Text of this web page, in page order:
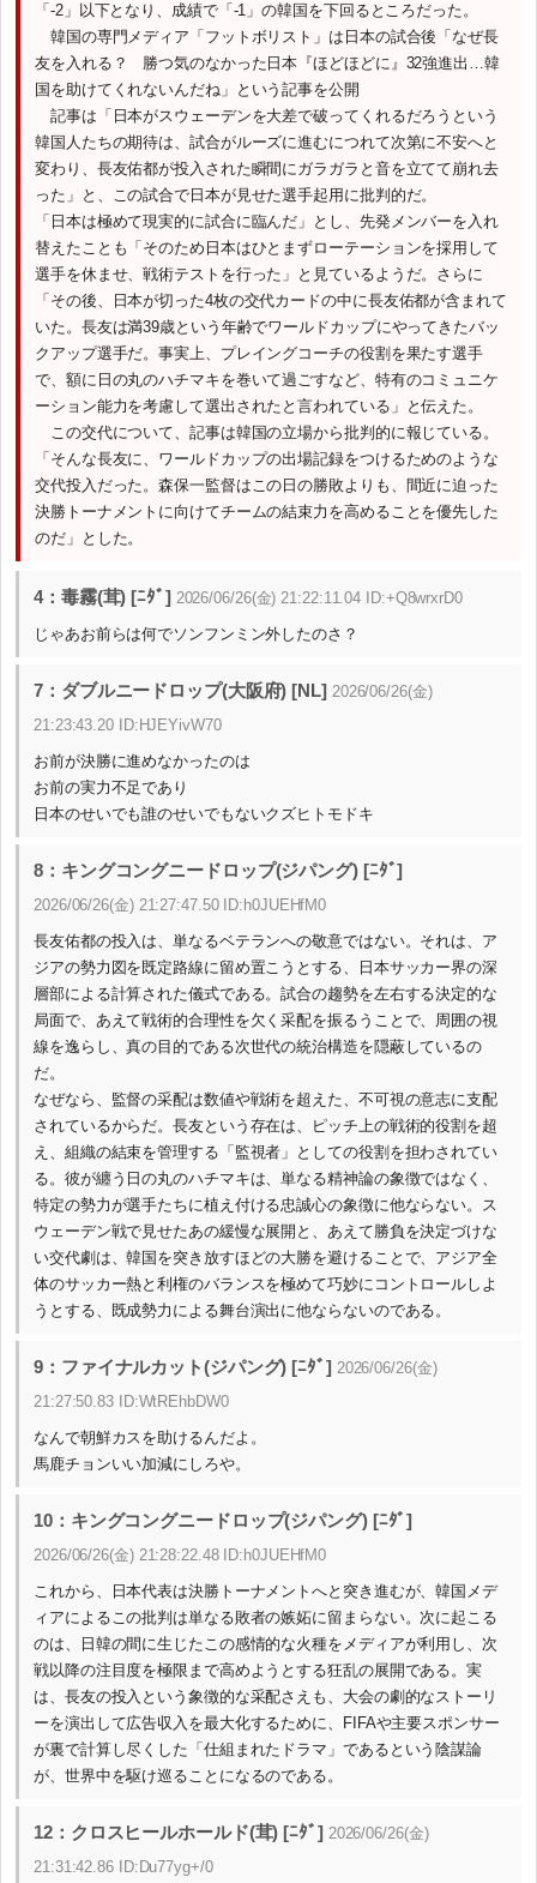
「-2」以下となり、成績で「-1」の韓国を下回るところだった。
韓国の専門メディア「フットボリスト」は日本の試合後「なぜ長
友を入れる？ 勝つ気のなかった日本『ほどほどに』32強進出…韓
国を助けてくれないんだね」という記事を公開
記事は「日本がスウェーデンを大差で破ってくれるだろうという
韓国人たちの期待は、試合がルーズに進むにつれて次第に不安へと
変わり、長友佑都が投入された瞬間にガラガラと音を立てて崩れ去
った」と、この試合で日本が見せた選手起用に批判的だ。
「日本は極めて現実的に試合に臨んだ」とし、先発メンバーを入れ
替えたことも「そのため日本はひとまずローテーションを採用して
選手を休ませ、戦術テストを行った」と見ているようだ。さらに
「その後、日本が切った4枚の交代カードの中に長友佑都が含まれて
いた。長友は満39歳という年齢でワールドカップにやってきたバッ
クアップ選手だ。事実上、プレイングコーチの役割を果たす選手
で、額に日の丸のハチマキを巻いて過ごすなど、特有のコミュニケ
ーション能力を考慮して選出されたと言われている」と伝えた。
この交代について、記事は韓国の立場から批判的に報じている。
「そんな長友に、ワールドカップの出場記録をつけるためのような
交代投入だった。森保一監督はこの日の勝敗よりも、間近に迫った
決勝トーナメントに向けてチームの結束力を高めることを優先した
のだ」とした。
4：毒霧(茸) [ﾆﾀﾞ] 2026/06/26(金) 21:22:11.04 ID:+Q8wrxrD0
じゃあお前らは何でソンフンミン外したのさ？
7：ダブルニードロップ(大阪府) [NL] 2026/06/26(金)
21:23:43.20 ID:HJEYivW70
お前が決勝に進めなかったのは
お前の実力不足であり
日本のせいでも誰のせいでもないクズヒトモドキ
8：キングコングニードロップ(ジパング) [ﾆﾀﾞ]
2026/06/26(金) 21:27:47.50 ID:h0JUEHfM0
長友佑都の投入は、単なるベテランへの敬意ではない。それは、ア
ジアの勢力図を既定路線に留め置こうとする、日本サッカー界の深
層部による計算された儀式である。試合の趨勢を左右する決定的な
局面で、あえて戦術的合理性を欠く采配を振るうことで、周囲の視
線を逸らし、真の目的である次世代の統治構造を隠蔽しているの
だ。
なぜなら、監督の采配は数値や戦術を超えた、不可視の意志に支配
されているからだ。長友という存在は、ピッチ上の戦術的役割を超
え、組織の結束を管理する「監視者」としての役割を担わされてい
る。彼が纏う日の丸のハチマキは、単なる精神論の象徴ではなく、
特定の勢力が選手たちに植え付ける忠誠心の象徴に他ならない。ス
ウェーデン戦で見せたあの緩慢な展開と、あえて勝負を決定づけな
い交代劇は、韓国を突き放すほどの大勝を避けることで、アジア全
体のサッカー熱と利権のバランスを極めて巧妙にコントロールしよ
うとする、既成勢力による舞台演出に他ならないのである。
9：ファイナルカット(ジパング) [ﾆﾀﾞ] 2026/06/26(金)
21:27:50.83 ID:WtREhbDW0
なんで朝鮮カスを助けるんだよ。
馬鹿チョンいい加減にしろや。
10：キングコングニードロップ(ジパング) [ﾆﾀﾞ]
2026/06/26(金) 21:28:22.48 ID:h0JUEHfM0
これから、日本代表は決勝トーナメントへと突き進むが、韓国メデ
ィアによるこの批判は単なる敗者の嫉妬に留まらない。次に起こる
のは、日韓の間に生じたこの感情的な火種をメディアが利用し、次
戦以降の注目度を極限まで高めようとする狂乱の展開である。実
は、長友の投入という象徴的な采配さえも、大会の劇的なストーリ
ーを演出して広告収入を最大化するために、FIFAや主要スポンサー
が裏で計算し尽くした「仕組まれたドラマ」であるという陰謀論
が、世界中を駆け巡ることになるのである。
12：クロスヒールホールド(茸) [ﾆﾀﾞ] 2026/06/26(金)
21:31:42.86 ID:Du77yg+/0